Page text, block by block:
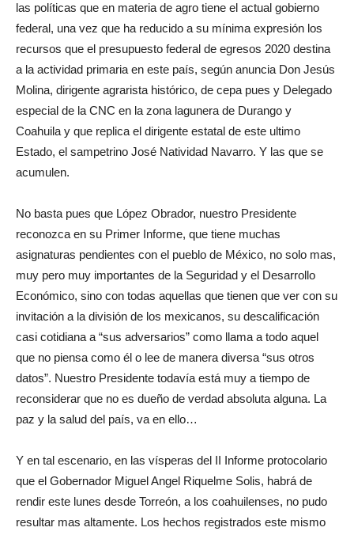
las políticas que en materia de agro tiene el actual gobierno
federal, una vez que ha reducido a su mínima expresión los
recursos que el presupuesto federal de egresos 2020 destina
a la actividad primaria en este país, según anuncia Don Jesús
Molina, dirigente agrarista histórico, de cepa pues y Delegado
especial de la CNC en la zona lagunera de Durango y
Coahuila y que replica el dirigente estatal de este ultimo
Estado, el sampetrino José Natividad Navarro. Y las que se
acumulen.
No basta pues que López Obrador, nuestro Presidente
reconozca en su Primer Informe, que tiene muchas
asignaturas pendientes con el pueblo de México, no solo mas,
muy pero muy importantes de la Seguridad y el Desarrollo
Económico, sino con todas aquellas que tienen que ver con su
invitación a la división de los mexicanos, su descalificación
casi cotidiana a “sus adversarios” como llama a todo aquel
que no piensa como él o lee de manera diversa “sus otros
datos”. Nuestro Presidente todavía está muy a tiempo de
reconsiderar que no es dueño de verdad absoluta alguna. La
paz y la salud del país, va en ello…
Y en tal escenario, en las vísperas del II Informe protocolario
que el Gobernador Miguel Angel Riquelme Solis, habrá de
rendir este lunes desde Torreón, a los coahuilenses, no pudo
resultar mas altamente. Los hechos registrados este mismo